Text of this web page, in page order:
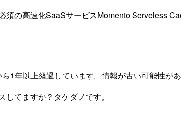
須の高速化SaaSサービスMomento Serveless
1年以上経過しています。情報が古い可能性が
てますか？タケダノです。